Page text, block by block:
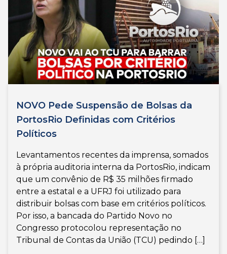
NOVO Pede Suspensão de Bolsas da
PortosRio Definidas com Critérios
Políticos
Levantamentos recentes da imprensa, somados
à própria auditoria interna da PortosRio, indicam
que um convênio de R$ 35 milhões firmado
entre a estatal e a UFRJ foi utilizado para
distribuir bolsas com base em critérios políticos.
Por isso, a bancada do Partido Novo no
Congresso protocolou representação no
Tribunal de Contas da União (TCU) pedindo […]